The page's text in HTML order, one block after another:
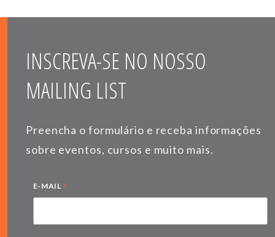
INSCREVA-SE NO NOSSO
MAILING LIST
Preencha o formulário e receba informações
sobre eventos, cursos e muito mais.
E-MAIL *